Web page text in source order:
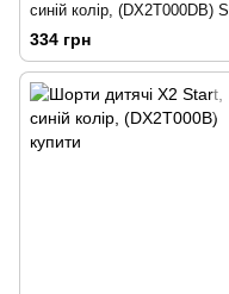
синій колір, (DX2T000DB) S
334 грн